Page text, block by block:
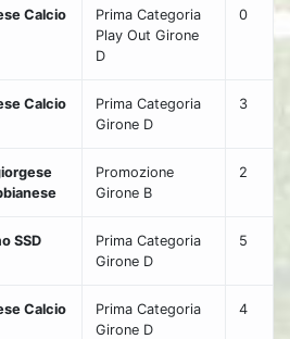
Calcio
Prima Categoria
Play Out Girone
D
0
Calcio
Prima Categoria
Girone D
3
Promozione
Girone B
2
SSD
Prima Categoria
Girone D
5
Calcio
Prima Categoria
Girone D
4